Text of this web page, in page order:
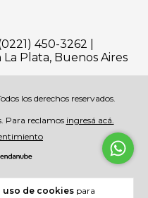
uso de cookies para
450-3262 |
La Plata, Buenos Aires
los derechos reservados.
Para reclamos ingresá acá.